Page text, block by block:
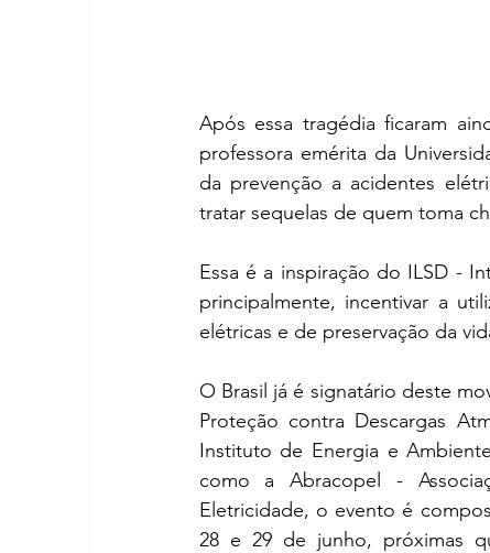
Após essa tragédia ficaram
professora emérita da
da prevenção a acidentes
tratar sequelas de quem toma
Essa é a inspiração do ILSD -
principalmente, incentivar a
elétricas e de preservação da
O Brasil já é signatário deste
Proteção contra Descargas
Instituto de Energia e
como a Abracopel -
Eletricidade, o evento é
28 e 29 de junho, próximas